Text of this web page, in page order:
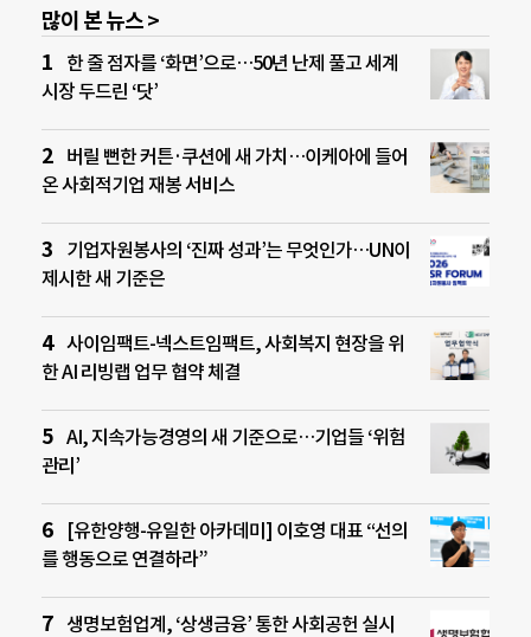
많이 본 뉴스 >
한 줄 점자를 ‘화면’으로…50년 난제 풀고 세계
시장 두드린 ‘닷’
버릴 뻔한 커튼·쿠션에 새 가치…이케아에 들어
온 사회적기업 재봉 서비스
기업자원봉사의 ‘진짜 성과’는 무엇인가…UN이
제시한 새 기준은
사이임팩트-넥스트임팩트, 사회복지 현장을 위
한 AI 리빙랩 업무 협약 체결
AI, 지속가능경영의 새 기준으로…기업들 ‘위험
관리’
[유한양행-유일한 아카데미] 이호영 대표 “선의
를 행동으로 연결하라”
생명보험업계, ‘상생금융’ 통한 사회공헌 실시